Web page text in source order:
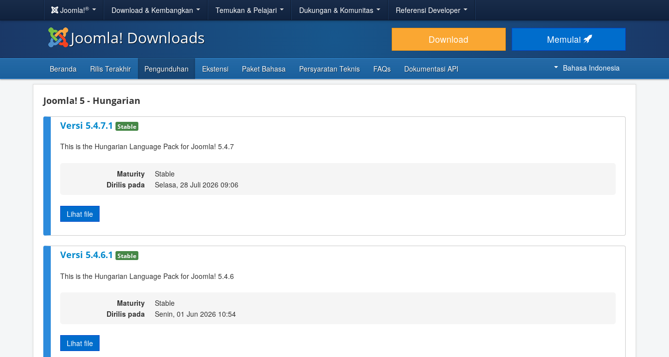
Joomla!® Download & Kembangkan Temukan & Pelajari Dukungan & Komunitas Referensi Developer
Joomla! Downloads Download Memulai
Beranda Rilis Terakhir Pengunduhan Ekstensi Paket Bahasa Persyaratan Teknis FAQs Dokumentasi API Bahasa Indonesia
Joomla! 5 - Hungarian
Versi 5.4.7.1 Stable
This is the Hungarian Language Pack for Joomla! 5.4.7
Maturity
Stable
Dirilis pada
Selasa, 28 Juli 2026 09:06
Lihat file
Versi 5.4.6.1 Stable
This is the Hungarian Language Pack for Joomla! 5.4.6
Maturity
Stable
Dirilis pada
Senin, 01 Jun 2026 10:54
Lihat file